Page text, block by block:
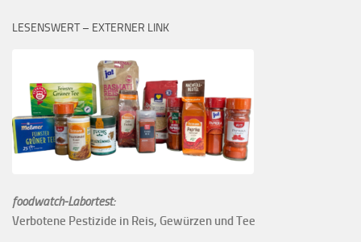
LESENSWERT – EXTERNER LINK
foodwatch-Labortest:
Verbotene Pestizide in Reis, Gewürzen und Tee